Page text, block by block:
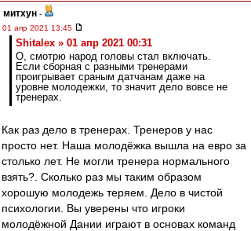
митхун -
01 апр 2021 13:45
Shitalex » 01 апр 2021 00:31
О, смотрю народ головы стал включать.
Если сборная с разными тренерами
проигрывает сраным датчанам даже на
уровне молодежки, то значит дело вовсе не
тренерах.
Как раз дело в тренерах. Тренеров у нас
просто нет. Наша молодёжка вышла на евро за
столько лет. Не могли тренера нормального
взять?. Сколько раз мы таким образом
хорошую молодежь теряем. Дело в чистой
психологии. Вы уверены что игроки
молодёжной Дании играют в основах команд